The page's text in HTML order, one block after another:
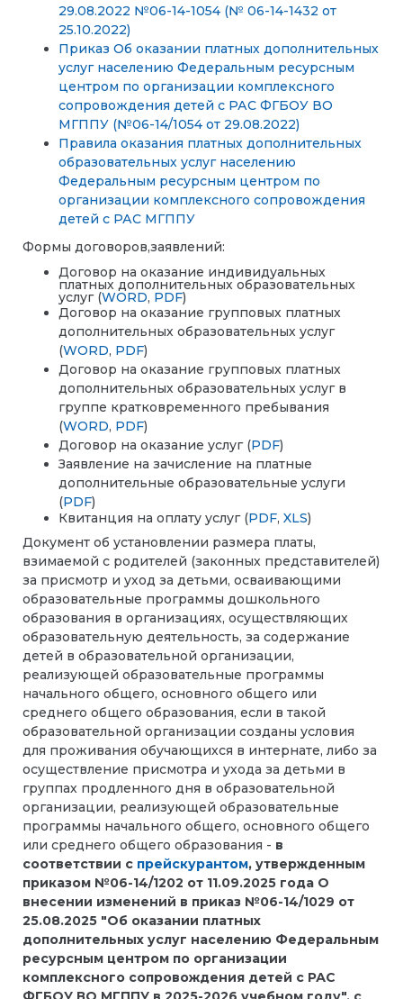
29.08.2022 №06-14-1054 (№ 06-14-1432 от
25.10.2022)
Приказ Об оказании платных дополнительных
услуг населению Федеральным ресурсным
центром по организации комплексного
сопровождения детей с РАС ФГБОУ ВО
МГППУ (№06-14/1054 от 29.08.2022)
Правила оказания платных дополнительных
образовательных услуг населению
Федеральным ресурсным центром по
организации комплексного сопровождения
детей с РАС МГППУ
Формы договоров,заявлений:
Договор на оказание индивидуальных
платных дополнительных образовательных
услуг (WORD, PDF)
Договор на оказание групповых платных
дополнительных образовательных услуг
(WORD, PDF)
Договор на оказание групповых платных
дополнительных образовательных услуг в
группе кратковременного пребывания
(WORD, PDF)
Договор на оказание услуг (PDF)
Заявление на зачисление на платные
дополнительные образовательные услуги
(PDF)
Квитанция на оплату услуг (PDF, XLS)
Документ об установлении размера платы,
взимаемой с родителей (законных представителей)
за присмотр и уход за детьми, осваивающими
образовательные программы дошкольного
образования в организациях, осуществляющих
образовательную деятельность, за содержание
детей в образовательной организации,
реализующей образовательные программы
начального общего, основного общего или
среднего общего образования, если в такой
образовательной организации созданы условия
для проживания обучающихся в интернате, либо за
осуществление присмотра и ухода за детьми в
группах продленного дня в образовательной
организации, реализующей образовательные
программы начального общего, основного общего
или среднего общего образования - в
соответствии с прейскурантом, утвержденным
приказом №06-14/1202 от 11.09.2025 года О
внесении изменений в приказ №06-14/1029 от
25.08.2025 "Об оказании платных
дополнительных услуг населению Федеральным
ресурсным центром по организации
комплексного сопровождения детей с РАС